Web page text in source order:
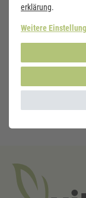
Sie haben Fragen
erklärung.
Weitere